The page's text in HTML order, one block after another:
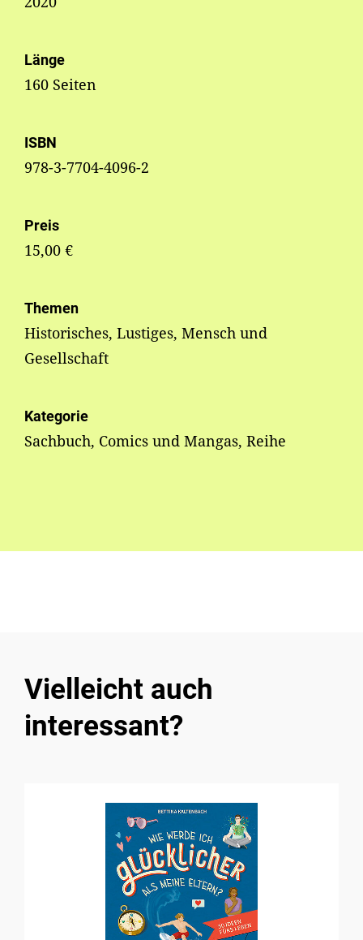
Länge
160 Seiten
ISBN
978-3-7704-4096-2
Preis
15,00 €
Themen
Historisches, Lustiges, Mensch und
Gesellschaft
Kategorie
Sachbuch, Comics und Mangas, Reihe
Vielleicht auch
interessant?